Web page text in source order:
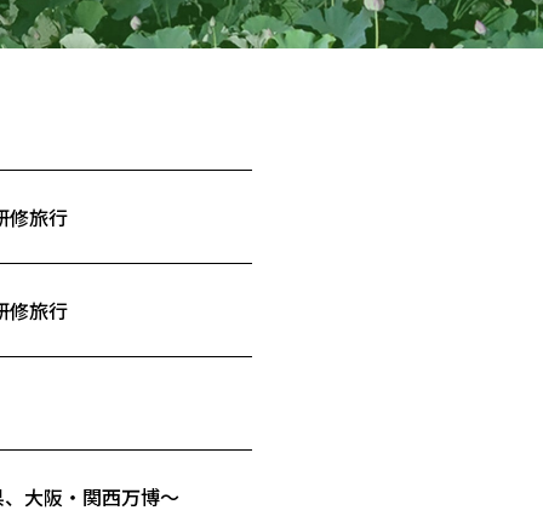
修旅行
修旅行
大阪・関西万博～